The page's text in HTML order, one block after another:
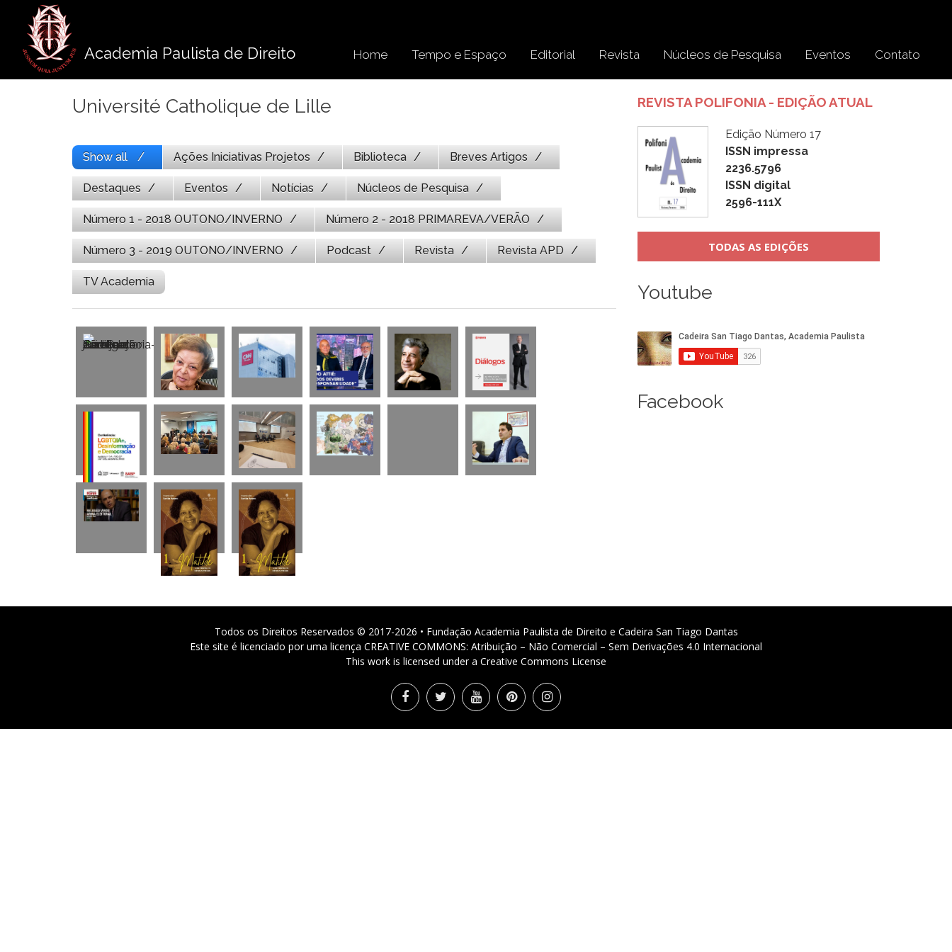
conteúdo
Academia Paulista de Direito Home Tempo e Espaço Editorial Revista Núcleos de Pesquisa Eventos Contato
Université Catholique de Lille
Show all Ações Iniciativas Projetos Biblioteca Breves Artigos
Destaques Eventos Notícias Núcleos de Pesquisa
Número 1 - 2018 OUTONO/INVERNO Número 2 - 2018 PRIMAREVA/VERÃO
Número 3 - 2019 OUTONO/INVERNO Podcast Revista Revista APD
TV Academia
REVISTA POLIFONIA - EDIÇÃO ATUAL
Edição Número 17
ISSN impressa
2236.5796
ISSN digital
2596-111X
TODAS AS EDIÇÕES
Youtube
Facebook
Todos os Direitos Reservados © 2017-2026 • Fundação Academia Paulista de Direito e Cadeira San Tiago Dantas
Este site é licenciado por uma licença CREATIVE COMMONS: Atribuição – Não Comercial – Sem Derivações 4.0 Internacional
This work is licensed under a Creative Commons License